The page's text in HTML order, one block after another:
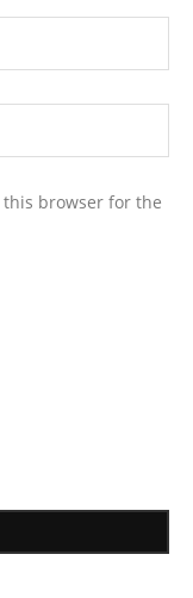
this browser for the